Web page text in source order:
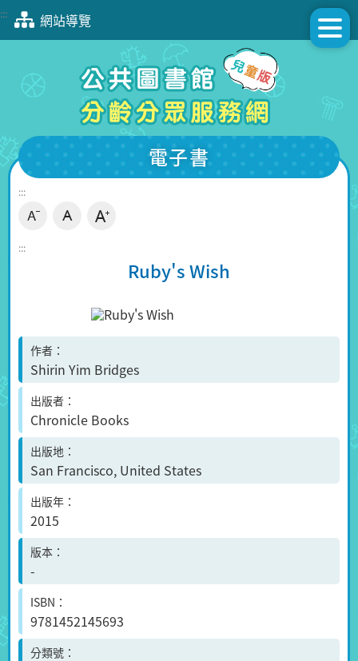
跳
塊
::: 網站導覽
電子書
:::
:::
Ruby's Wish
作者
Shirin Yim Bridges
出版者
Chronicle Books
出版地
San Francisco, United States
出版年
2015
版本
-
ISBN
9781452145693
分類號